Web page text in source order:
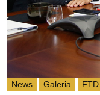
News Galeria FTD